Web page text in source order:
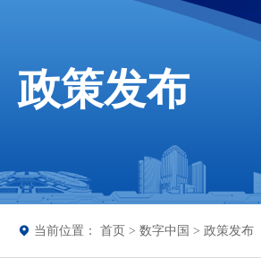
政策发布
当前位置： 首页 > 数字中国 > 政策发布